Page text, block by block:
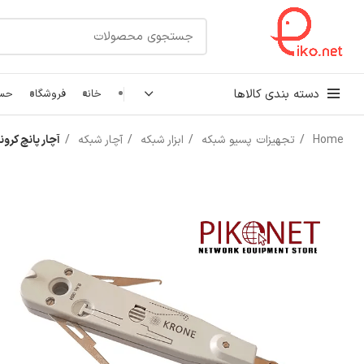
دسته بندی کالاها
کابل شبکه
خانه فروشگاه
Home تجهیزات پسیو شبکه ابزار شبکه آچار شبکه آچار پانچ کرونه